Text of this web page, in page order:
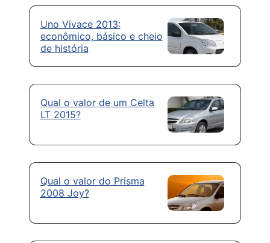
Uno Vivace 2013:
econômico, básico e cheio
de história
Qual o valor de um Celta
LT 2015?
Qual o valor do Prisma
2008 Joy?